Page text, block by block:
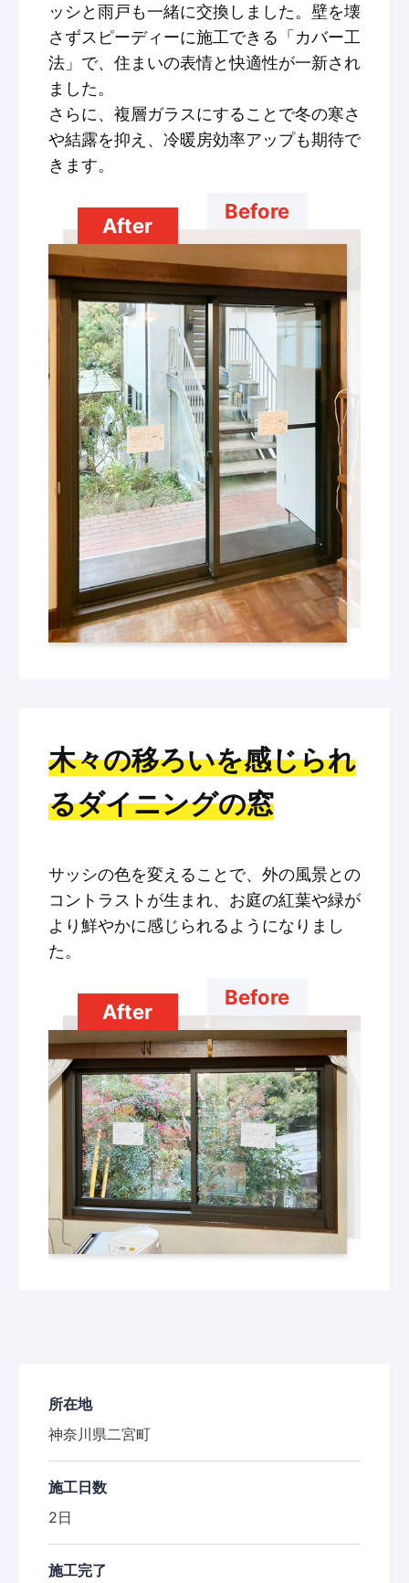
ッシと雨戸も一緒に交換しました。壁を壊
さずスピーディーに施工できる「カバー工
法」で、住まいの表情と快適性が一新され
ました。
さらに、複層ガラスにすることで冬の寒さ
や結露を抑え、冷暖房効率アップも期待で
きます。
Before
After
木々の移ろいを感じられ
るダイニングの窓
サッシの色を変えることで、外の風景との
コントラストが生まれ、お庭の紅葉や緑が
より鮮やかに感じられるようになりまし
た。
Before
After
所在地
神奈川県二宮町
施工日数
2日
施工完了